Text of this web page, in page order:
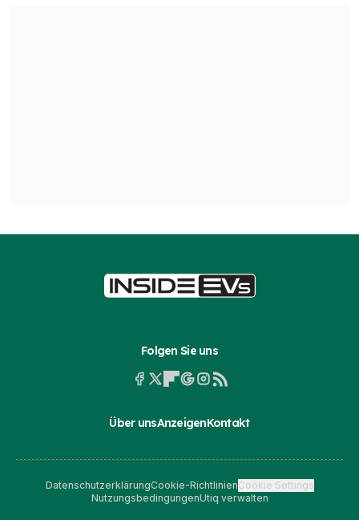
Folgen Sie uns
Über unsAnzeigenKontakt
DatenschutzerklärungCookie-RichtlinienCookie Settings
NutzungsbedingungenUtiq verwalten